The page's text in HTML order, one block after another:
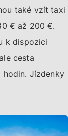
také vzít taxi
€ až 200 €.
k dispozici
cesta
hodin. Jízdenky